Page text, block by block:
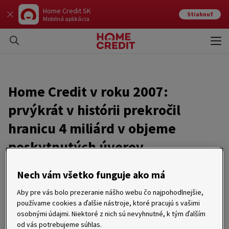
Home Credit SK
Mobilná aplikácia
Stiahnuť
Home Credit v roku 2007:
prvýkrát v histórii prekročil
hranicu 4 miliárd v objeme
poskytnutých úverov
04. 02. 2008
Bratislava 4. 2. 2008 – Spoločnosť Home Credit Slovakia, ktorá
patrí k lídrom trhu spotrebiteľského financovania na
Slovensku, poskytla v roku 2007 úvery v celkovej hodnote 4,14
miliárd korún. Objem úverov Home Credit tak prvýkrát
Nech vám všetko funguje ako má
Aby pre vás bolo prezeranie nášho webu čo najpohodlnejšie,
používame cookies a ďalšie nástroje, ktoré pracujú s vašimi
osobnými údajmi. Niektoré z nich sú nevyhnutné, k tým ďalším
od vás potrebujeme súhlas.